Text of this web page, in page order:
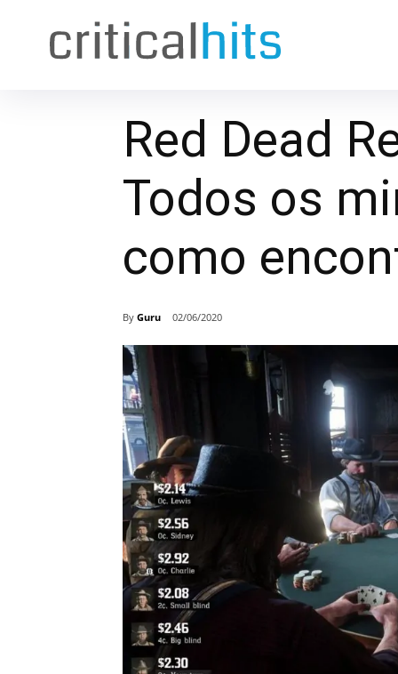
Red Dead
Todos os
como
By Guru 02/06/2020